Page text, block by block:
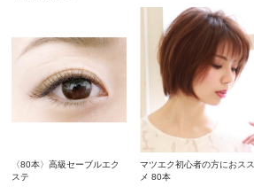
〈80本〉高級セーブルエク
ステ
マツエク初心者の方におスス
メ 80本